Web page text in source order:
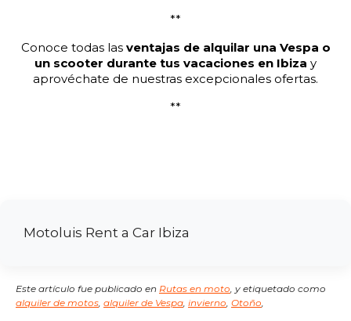
**
Conoce todas las ventajas de alquilar una Vespa o
un scooter durante tus vacaciones en Ibiza y
aprovéchate de nuestras excepcionales ofertas.
**
Motoluis Rent a Car Ibiza
Este artículo fue publicado en Rutas en moto y etiquetado como
alquiler de motos alquiler de Vespa invierno Otoño